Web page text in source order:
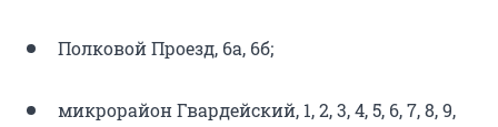
Полковой Проезд, 6а, 6б;
микрорайон Гвардейский, 1, 2, 3, 4, 5, 6, 7, 8, 9,